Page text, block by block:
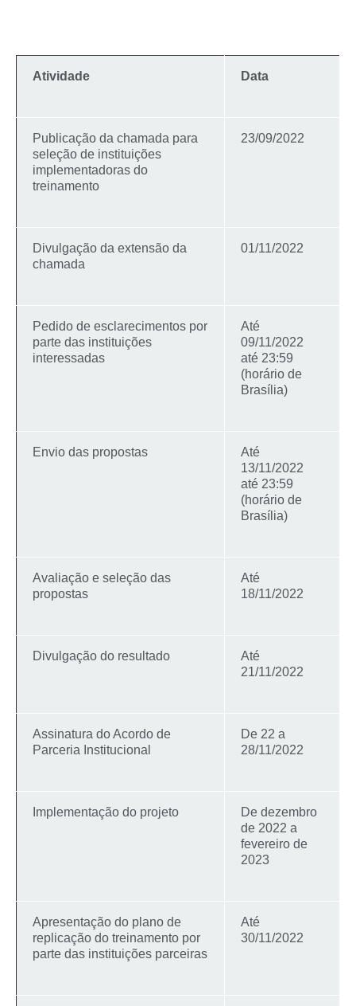
Atividade Data
Publicação da chamada para
seleção de instituições
implementadoras do
treinamento
23/09/2022
Divulgação da extensão da
chamada
01/11/2022
Pedido de esclarecimentos por
parte das instituições
interessadas
Até
09/11/2022
até 23:59
(horário de
Brasília)
Envio das propostas
Até
13/11/2022
até 23:59
(horário de
Brasília)
Avaliação e seleção das
propostas
Até
18/11/2022
Divulgação do resultado
Até
21/11/2022
Assinatura do Acordo de
Parceria Institucional
De 22 a
28/11/2022
Implementação do projeto
De dezembro
de 2022 a
fevereiro de
2023
Apresentação do plano de
replicação do treinamento por
parte das instituições parceiras
Até
30/11/2022